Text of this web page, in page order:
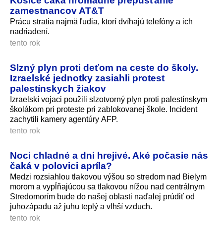
zamestnancov AT&T
Prácu stratia najmä ľudia, ktorí dvíhajú telefóny a ich
nadriadení.
tento rok
Slzný plyn proti deťom na ceste do školy.
Izraelské jednotky zasiahli protest
palestínskych žiakov
Izraelskí vojaci použili slzotvorný plyn proti palestínskym
školákom pri proteste pri zablokovanej škole. Incident
zachytili kamery agentúry AFP.
tento rok
Noci chladné a dni hrejivé. Aké počasie nás
čaká v polovici apríla?
Medzi rozsiahlou tlakovou výšou so stredom nad Bielym
morom a vypĺňajúcou sa tlakovou nížou nad centrálnym
Stredomorím bude do našej oblasti naďalej prúdiť od
juhozápadu až juhu teplý a vlhší vzduch.
tento rok